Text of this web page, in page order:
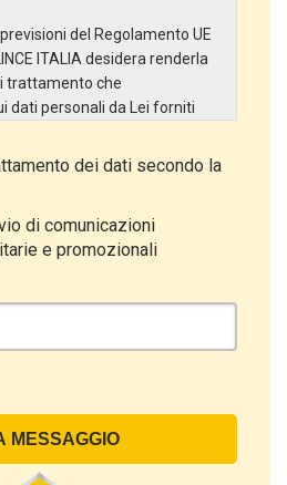
del Regolamento UE
ITALIA desidera renderla
trattamento che
dati personali da Lei forniti
è LINCE ITALIA S.r.l., con
Cancelliera snc 00072 –
può esercitare i
raccomandata alla sede
altri dati necessari ai fini della
Con riferimento a
dei dati secondo la
di comunicazioni
e promozionali